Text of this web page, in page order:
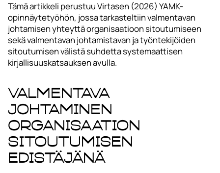
Tämä artikkeli perustuu Virtasen (2026) YAMK-
opinnäytetyöhön, jossa tarkasteltiin valmentavan
johtamisen yhteyttä organisaatioon sitoutumiseen
sekä valmentavan johtamistavan ja työntekijöiden
sitoutumisen välistä suhdetta systemaattisen
kirjallisuuskatsauksen avulla.
Valmentava
johtaminen
organisaation
sitoutumisen
edistäjänä